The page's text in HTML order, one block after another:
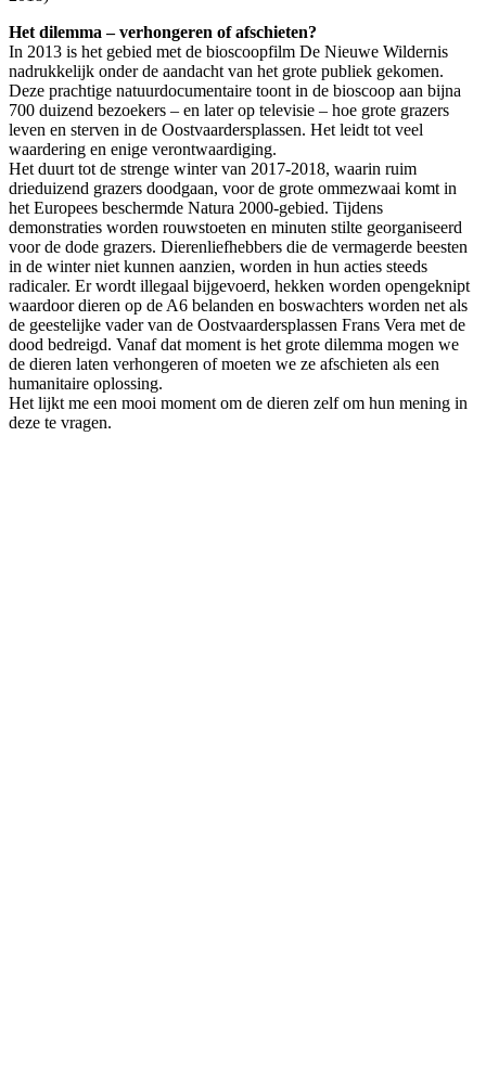
Het dilemma – verhongeren of afschieten?
In 2013 is het gebied met de bioscoopfilm De Nieuwe Wildernis
nadrukkelijk onder de aandacht van het grote publiek gekomen.
Deze prachtige natuurdocumentaire toont in de bioscoop aan bijna
700 duizend bezoekers – en later op televisie – hoe grote grazers
leven en sterven in de Oostvaardersplassen. Het leidt tot veel
waardering en enige verontwaardiging.
Het duurt tot de strenge winter van 2017-2018, waarin ruim
drieduizend grazers doodgaan, voor de grote ommezwaai komt in
het Europees beschermde Natura 2000-gebied. Tijdens
demonstraties worden rouwstoeten en minuten stilte georganiseerd
voor de dode grazers. Dierenliefhebbers die de vermagerde beesten
in de winter niet kunnen aanzien, worden in hun acties steeds
radicaler. Er wordt illegaal bijgevoerd, hekken worden opengeknipt
waardoor dieren op de A6 belanden en boswachters worden net als
de geestelijke vader van de Oostvaardersplassen Frans Vera met de
dood bedreigd. Vanaf dat moment is het grote dilemma mogen we
de dieren laten verhongeren of moeten we ze afschieten als een
humanitaire oplossing.
Het lijkt me een mooi moment om de dieren zelf om hun mening in
deze te vragen.